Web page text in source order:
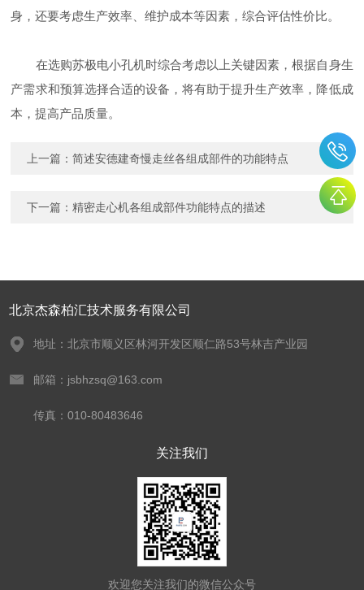
身，还要考虑生产效率、维护成本等因素，综合评估性价比。
在选购苏极电小孔机时综合考虑以上关键因素，根据自身生
产需求和预算选择合适的设备，将有助于提升生产效率，降低成
本，提高产品质量。
上一篇：简述安德建奇慢走丝各组成部件的功能特点
下一篇：精密走心机各组成部件功能特点的描述
北京杰森柏汇技术服务有限公司
地址：北京市顺义区林河开发区顺仁路53号林吉产业园
邮箱：jsbhzsq@163.com
传真：010-80483646
关注我们
欢迎您关注我们的微信公众号